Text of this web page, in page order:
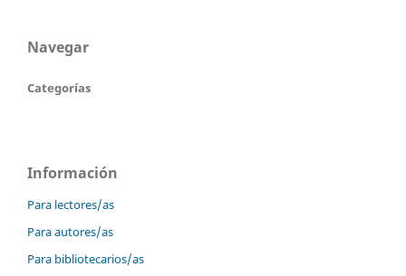
Navegar
Categorías
Información
Para lectores/as
Para autores/as
Para bibliotecarios/as